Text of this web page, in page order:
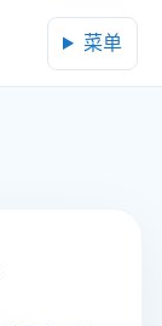
菜单